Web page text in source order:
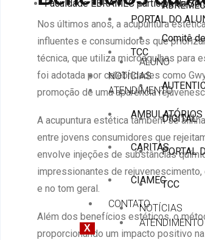
PORTAL DO
TCC
NOTÍCIAS
ATENDIMENTO
AMBULATÓRIOS
CARITAS
CIAMEC
CONTATO
X
Comitê
ALUNO
DIGITAL
PORTAL
TCC
NOTÍCIAS
ATENDIMENTO
Faculdade EBRAMEC participa da
Nos últimos anos, a acupuntura
influentes e consumidores que
técnica, que utiliza microagulhas para
foi adotada por celebridades como
promoção de uma aparência
A acupuntura estética também se
entre jovens consumidores que
envolve injeções de substâncias
impressionantes de
e no tom geral.
Além dos benefícios estéticos, o
proporcionando um impacto positivo